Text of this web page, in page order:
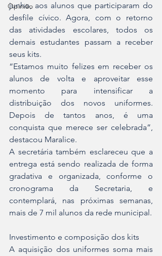
Opinião
junho, aos alunos que participaram do
desfile cívico. Agora, com o retorno
das atividades escolares, todos os
demais estudantes passam a receber
seus kits.
“Estamos muito felizes em receber os
alunos de volta e aproveitar esse
momento para intensificar a
distribuição dos novos uniformes.
Depois de tantos anos, é uma
conquista que merece ser celebrada”,
destacou Maralice.
A secretária também esclareceu que a
entrega está sendo realizada de forma
gradativa e organizada, conforme o
cronograma da Secretaria, e
contemplará, nas próximas semanas,
mais de 7 mil alunos da rede municipal.
Investimento e composição dos kits
A aquisição dos uniformes soma mais